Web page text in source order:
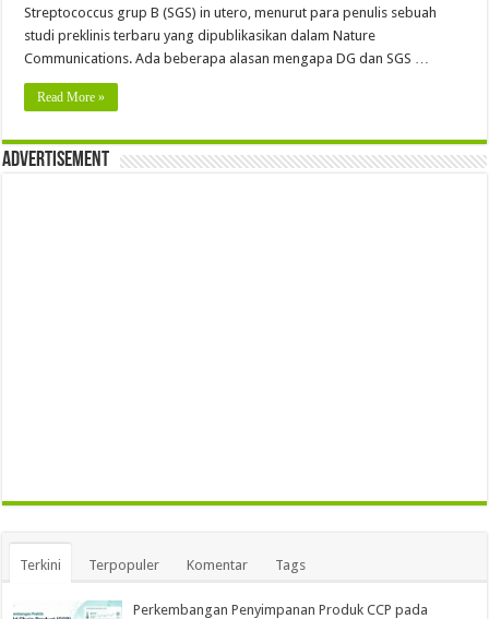
Streptococcus grup B (SGS) in utero, menurut para penulis sebuah
studi preklinis terbaru yang dipublikasikan dalam Nature
Communications. Ada beberapa alasan mengapa DG dan SGS …
Read More »
Advertisement
Terkini Terpopuler Komentar Tags
Perkembangan Penyimpanan Produk CCP pada